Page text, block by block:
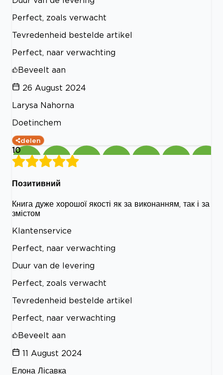
Perfect, zoals verwacht
Tevredenheid bestelde artikel
Perfect, naar verwachting
Beveelt aan
26 August 2024
Larysa Nahorna
Doetinchem
delen
10
Позитивний
Книга дуже хорошої якості як за виконанням, так і за
змістом
Klantenservice
Perfect, naar verwachting
Duur van de levering
Perfect, zoals verwacht
Tevredenheid bestelde artikel
Perfect, naar verwachting
Beveelt aan
11 August 2024
Елона Лісавка